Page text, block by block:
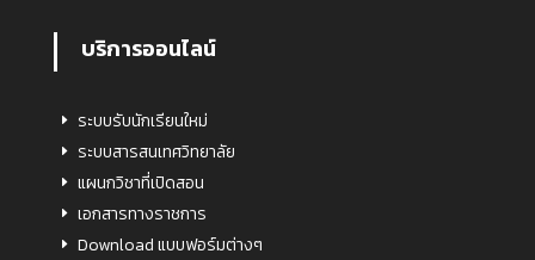
บริการออนไลน์
ระบบรับนักเรียนใหม่
ระบบสารสนเทศวิทยาลัย
แผนกวิชาที่เปิดสอน
เอกสารทางราชการ
Download แบบฟอร์มต่างๆ